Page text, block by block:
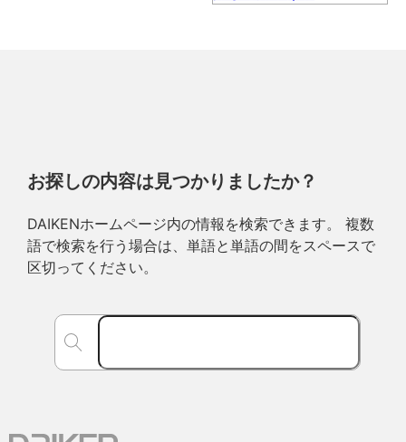
お探しの内容は見つかりましたか？
DAIKENホームページ内の情報を検索できます。 複数
語で検索を行う場合は、単語と単語の間をスペースで
区切ってください。